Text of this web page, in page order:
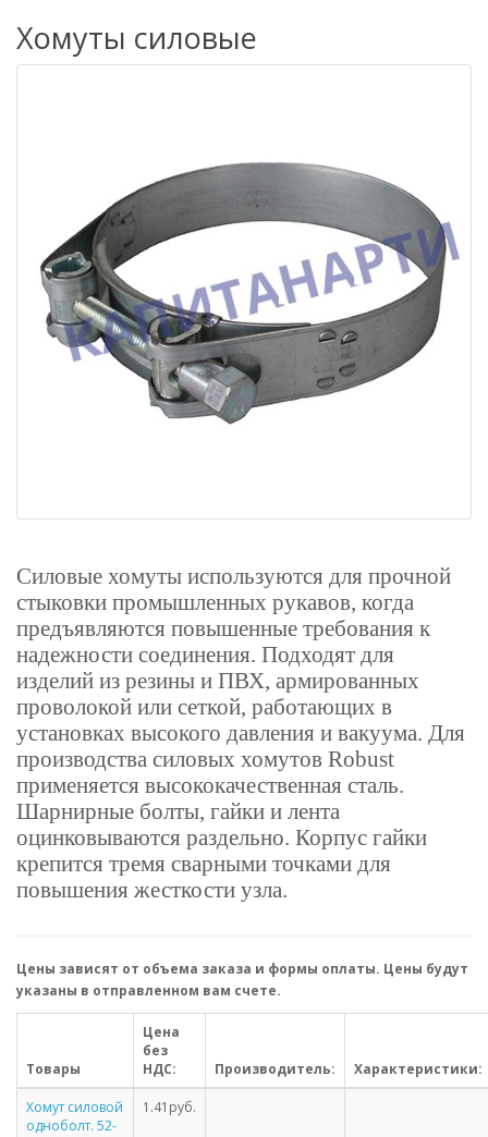
Хомуты силовые
Силовые хомуты используются для прочной
стыковки промышленных рукавов, когда
предъявляются повышенные требования к
надежности соединения. Подходят для
изделий из резины и ПВХ, армированных
проволокой или сеткой, работающих в
установках высокого давления и вакуума. Для
производства силовых хомутов Robust
применяется высококачественная сталь.
Шарнирные болты, гайки и лента
оцинковываются раздельно. Корпус гайки
крепится тремя сварными точками для
повышения жесткости узла.
Цены зависят от объема заказа и формы оплаты. Цены будут
указаны в отправленном вам счете.
Товары
Цена
без
НДС:
Производитель: Характеристики:
Хомут силовой
одноболт. 52-
1.41руб.